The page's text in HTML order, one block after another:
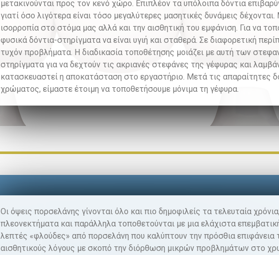
μετακινούνται προς τον κενό χώρο. Επιπλέον τα υπόλοιπα δόντια
γιατί όσο λιγότερα είναι τόσο μεγαλύτερες μασητικές δυνάμεις
ισορροπία στο στόμα μας αλλά και την αισθητική του εμφάνιση. Για να
φυσικά δόντια-στηρίγματα να είναι υγιή και σταθερά. Σε διαφορετική
τυχόν προβλήματα. Η διαδικασία τοποθέτησης μοιάζει με αυτή των
στηρίγματα για να δεχτούν τις ακριανές στεφάνες της γέφυρας και
κατασκευαστεί η αποκατάσταση στο εργαστήριο. Μετά τις απαραίτητες
χρώματος, είμαστε έτοιμη να τοποθετήσουμε μόνιμα τη γέφυρα.
Οι όψεις πορσελάνης γίνονται όλο και πιο δημοφιλείς τα τελευταία
πλεονεκτήματα και παράλληλα τοποθετούνται με μια ελάχιστα
λεπτές «φλούδες» από πορσελάνη που καλύπτουν την πρόσθια επιφάνεια
αισθητικούς λόγους με σκοπό την διόρθωση μικρών προβλημάτων στο